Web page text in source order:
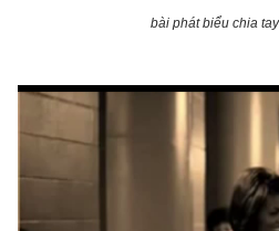
bài phát biểu chia